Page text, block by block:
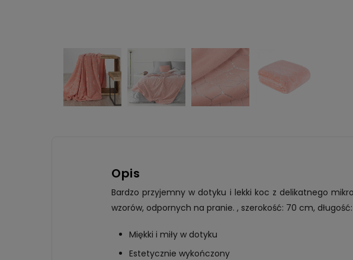
Opis
Bardzo przyjemny w dotyku i lekki koc z delikatnego
wzorów, odpornych na pranie. , szerokość: 70 cm, długość:
Miękki i miły w dotyku
Estetycznie wykończony